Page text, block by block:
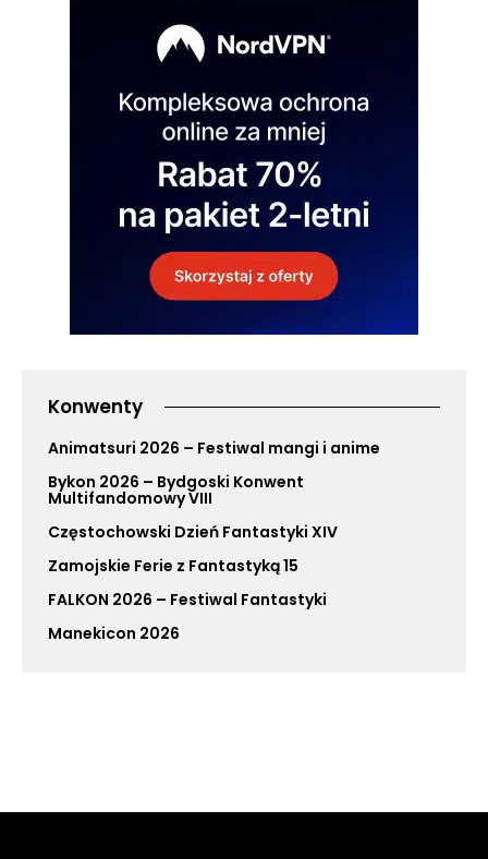
Konwenty
Animatsuri 2026 – Festiwal mangi i anime
Bykon 2026 – Bydgoski Konwent
Multifandomowy VIII
Częstochowski Dzień Fantastyki XIV
Zamojskie Ferie z Fantastyką 15
FALKON 2026 – Festiwal Fantastyki
Manekicon 2026